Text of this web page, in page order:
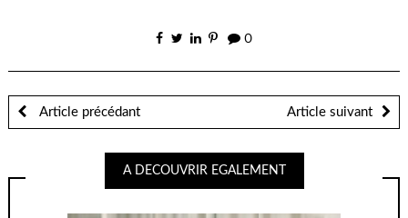
0
Article précédant Article suivant
A DECOUVRIR EGALEMENT